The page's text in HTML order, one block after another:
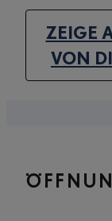
ZEIGE
VON